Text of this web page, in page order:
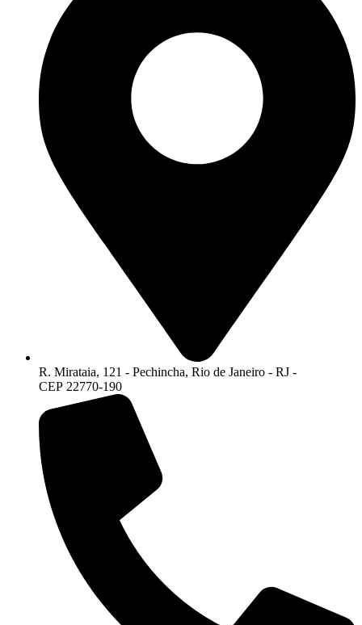
R. Mirataia, 121 - Pechincha, Rio de Janeiro - RJ -
CEP 22770-190